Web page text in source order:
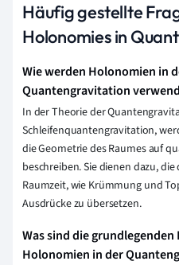
Häufig gestellte
Holonomies in
Wie werden Holonomien in
Quantengravitation
In der Theorie der
Schleifenquantengravitation,
die Geometrie des Raumes auf
beschreiben. Sie dienen dazu,
Raumzeit, wie Krümmung und
Ausdrücke zu übersetzen.
Was sind die grundlegenden
Holonomien in der